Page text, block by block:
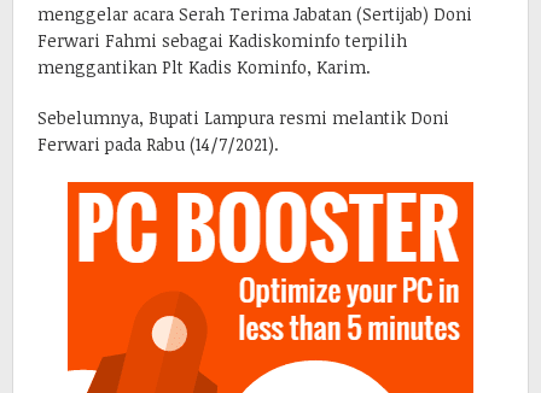
menggelar acara Serah Terima Jabatan (Sertijab) Doni
Ferwari Fahmi sebagai Kadiskominfo terpilih
menggantikan Plt Kadis Kominfo, Karim.
Sebelumnya, Bupati Lampura resmi melantik Doni
Ferwari pada Rabu (14/7/2021).